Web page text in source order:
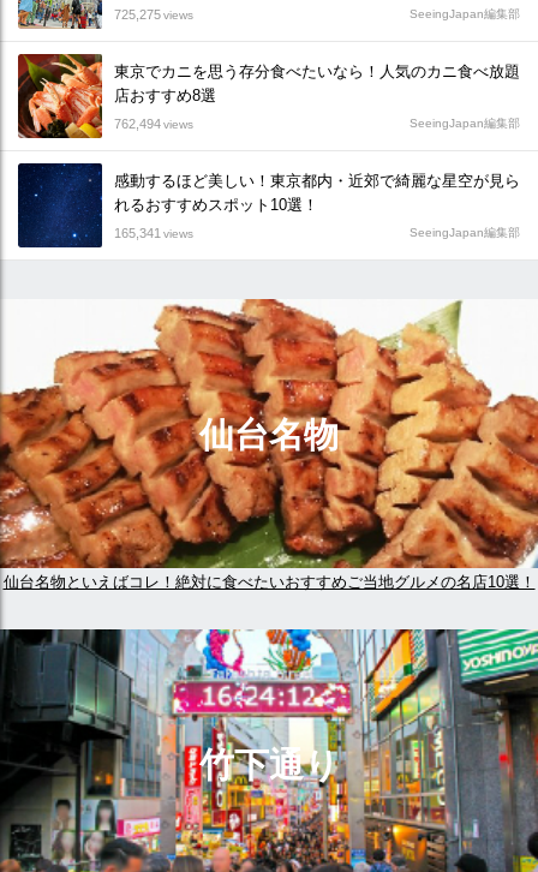
725,275views SeeingJapan編集部
東京でカニを思う存分食べたいなら！人気のカニ食べ放題
店おすすめ8選
762,494views SeeingJapan編集部
感動するほど美しい！東京都内・近郊で綺麗な星空が見ら
れるおすすめスポット10選！
165,341 views SeeingJapan編集部
仙台名物
仙台名物といえばコレ！絶対に食べたいおすすめご当地グルメの名店10選！
竹下通り